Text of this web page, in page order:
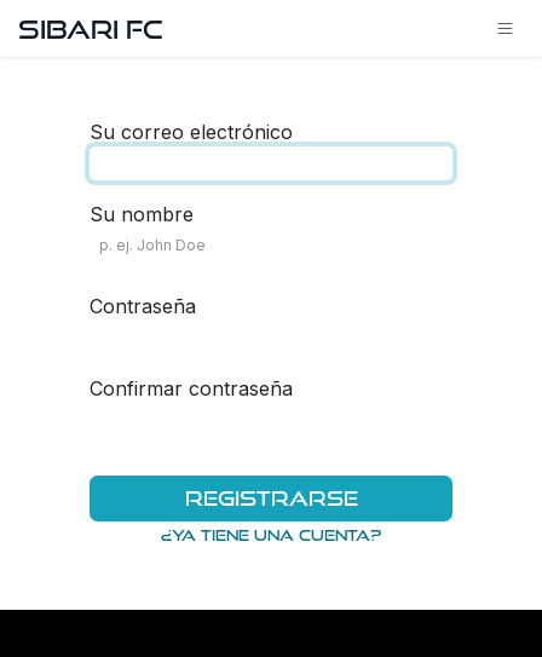
SIBARI FC
Su correo electrónico
Su nombre
Contraseña
Confirmar contraseña
Registrarse
¿Ya tiene una cuenta?